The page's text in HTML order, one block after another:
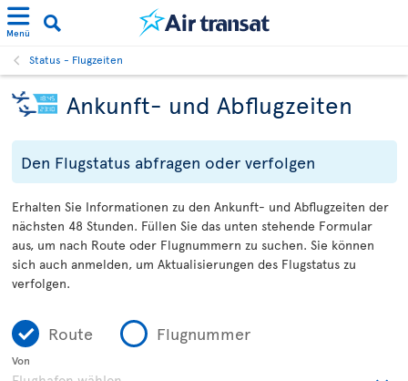
Menü
Status - Flugzeiten
Ankunft- und Abflugzeiten
Den Flugstatus abfragen oder verfolgen
Erhalten Sie Informationen zu den Ankunft- und Abflugzeiten der
nächsten 48 Stunden. Füllen Sie das unten stehende Formular
aus, um nach Route oder Flugnummern zu suchen. Sie können
sich auch anmelden, um Aktualisierungen des Flugstatus zu
verfolgen.
Route Flugnummer
Von